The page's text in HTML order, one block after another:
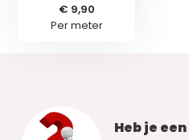
€ 9,90
Per meter
Heb je